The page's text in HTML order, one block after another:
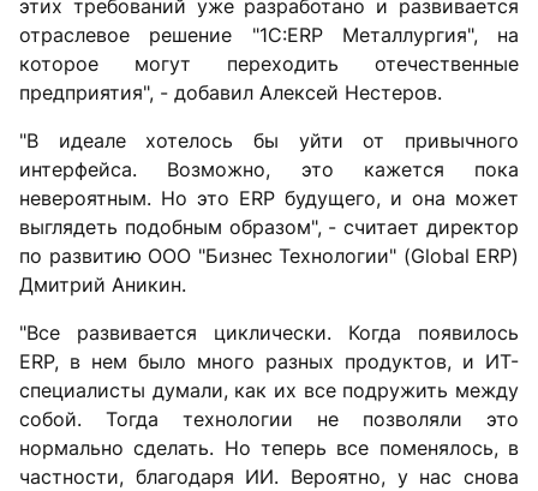
этих требований уже разработано и развивается
отраслевое решение "1С:ERP Металлургия", на
которое могут переходить отечественные
предприятия", - добавил Алексей Нестеров.
"В идеале хотелось бы уйти от привычного
интерфейса. Возможно, это кажется пока
невероятным. Но это ERP будущего, и она может
выглядеть подобным образом", - считает директор
по развитию ООО "Бизнес Технологии" (Global ERP)
Дмитрий Аникин.
"Все развивается циклически. Когда появилось
ERP, в нем было много разных продуктов, и ИТ-
специалисты думали, как их все подружить между
собой. Тогда технологии не позволяли это
нормально сделать. Но теперь все поменялось, в
частности, благодаря ИИ. Вероятно, у нас снова